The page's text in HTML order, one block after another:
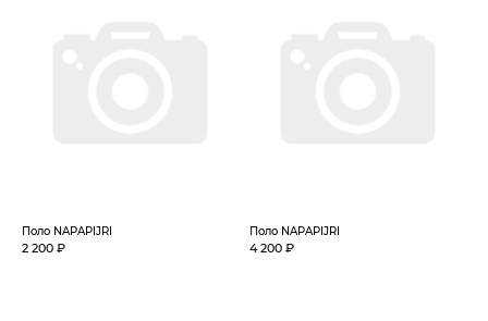
Поло NAPAPIJRI
2 200 ₽
Поло NAPAPIJRI
4 200 ₽